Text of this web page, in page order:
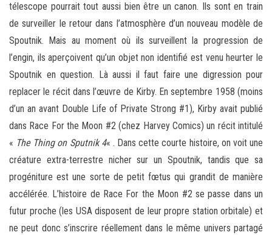
télescope pourrait tout aussi bien être un canon. Ils sont en train
de surveiller le retour dans l’atmosphère d’un nouveau modèle de
Spoutnik. Mais au moment où ils surveillent la progression de
l’engin, ils aperçoivent qu’un objet non identifié est venu heurter le
Spoutnik en question. Là aussi il faut faire une digression pour
replacer le récit dans l’œuvre de Kirby. En septembre 1958 (moins
d’un an avant Double Life of Private Strong #1), Kirby avait publié
dans Race For the Moon #2 (chez Harvey Comics) un récit intitulé
« The Thing on Sputnik 4« . Dans cette courte histoire, on voit une
créature extra-terrestre nicher sur un Spoutnik, tandis que sa
progéniture est une sorte de petit fœtus qui grandit de manière
accélérée. L’histoire de Race For the Moon #2 se passe dans un
futur proche (les USA disposent de leur propre station orbitale) et
ne peut donc s’inscrire réellement dans le même univers partagé